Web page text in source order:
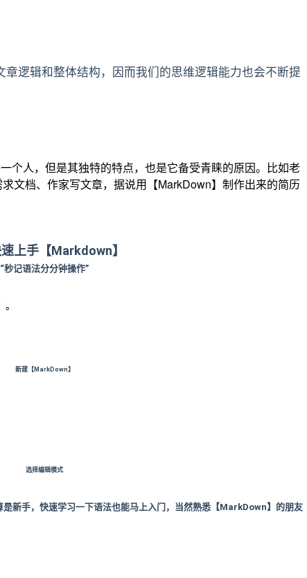
逻辑和整体结构，因而我们的思维逻辑能力也会不断提
个人，但是其独特的特点，也是它备受青睐的原因。比如老
文档、作家写文章，据说用【MarkDown】制作出来的简历
上手【Markdown】
“秒记语法分分钟操作”
新建【MarkDown】
选择编辑模式
新手，快速学习一下语法也能马上入门，当然熟悉【MarkDown】的朋友